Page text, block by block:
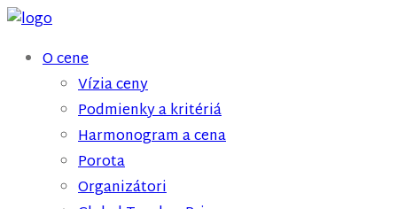
O cene
Vízia ceny
Podmienky a kritériá
Harmonogram a cena
Porota
Organizátori